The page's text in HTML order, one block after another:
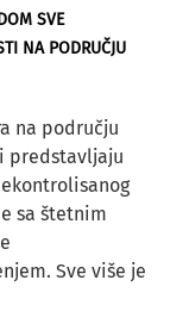
SVE
NA PODRUČJU
na području
predstavljaju
sa štetnim
Sve više je